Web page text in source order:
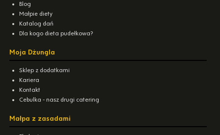
Blog
Małpie diety
Katalog dań
Dla kogo dieta pudełkowa?
Moja Dżungla
Sklep z dodatkami
Kariera
Kontakt
Cebulka - nasz drugi catering
Małpa z zasadami